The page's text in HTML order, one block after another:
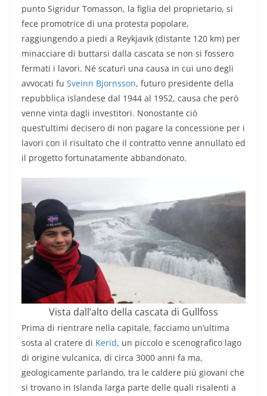
punto Sigridur Tomasson, la figlia del proprietario, si
fece promotrice di una protesta popolare,
raggiungendo a piedi a Reykjavik (distante 120 km) per
minacciare di buttarsi dalla cascata se non si fossero
fermati i lavori. Né scaturì una causa in cui uno degli
avvocati fu Sveinn Bjornsson, futuro presidente della
repubblica islandese dal 1944 al 1952, causa che però
venne vinta dagli investitori. Nonostante ciò
quest’ultimi decisero di non pagare la concessione per i
lavori con il risultato che il contratto venne annullato ed
il progetto fortunatamente abbandonato.
Vista dall’alto della cascata di Gullfoss
Prima di rientrare nella capitale, facciamo un’ultima
sosta al cratere di Kerid, un piccolo e scenografico lago
di origine vulcanica, di circa 3000 anni fa ma,
geologicamente parlando, tra le caldere più giovani che
si trovano in Islanda larga parte delle quali risalenti a